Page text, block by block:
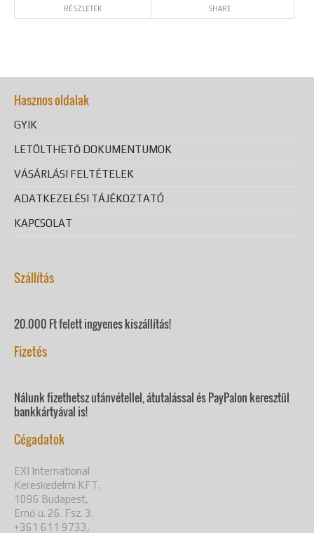
RÉSZLETEK SHARE
Hasznos oldalak
GYIK
LETÖLTHETŐ DOKUMENTUMOK
VÁSÁRLÁSI FELTÉTELEK
ADATKEZELÉSI TÁJÉKOZTATÓ
KAPCSOLAT
Szállítás
20.000 Ft felett ingyenes kiszállítás!
Fizetés
Nálunk fizethetsz utánvétellel, átutalással és PayPalon keresztül
bankkártyával is!
Cégadatok
EXI International
Kereskedelmi KFT.
1096 Budapest,
Ernő u. 26. Fsz. 3.
+361 611 9733,